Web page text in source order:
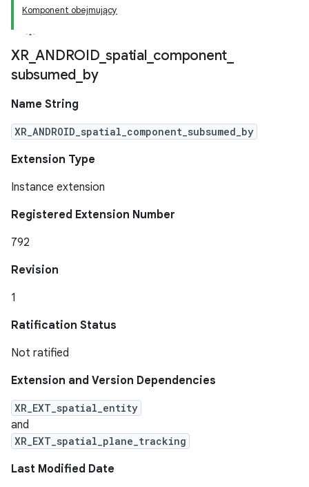
Komponent obejmujący
XR_ANDROID_spatial_ component
subsumed by
Name String
XR_ANDROID_spatial_component_subsumed_by
Extension Type
Instance extension
Registered Extension Number
792
Revision
1
Ratification Status
Not ratified
Extension and Version Dependencies
XR_EXT_spatial_entity
and
XR_EXT_spatial_plane_tracking
Last Modified Date